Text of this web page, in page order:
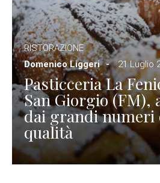
RISTORAZIONE
Domenico Liggeri
21 Luglio
Pasticceria La
San Giorgio
dai grandi numeri
qualità